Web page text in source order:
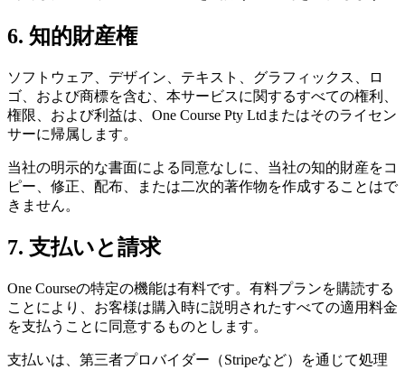
6. 知的財産権
ソフトウェア、デザイン、テキスト、グラフィックス、ロ
ゴ、および商標を含む、本サービスに関するすべての権利、
権限、および利益は、One Course Pty Ltdまたはそのライセン
サーに帰属します。
当社の明示的な書面による同意なしに、当社の知的財産をコ
ピー、修正、配布、または二次的著作物を作成することはで
きません。
7. 支払いと請求
One Courseの特定の機能は有料です。有料プランを購読する
ことにより、お客様は購入時に説明されたすべての適用料金
を支払うことに同意するものとします。
支払いは、第三者プロバイダー（Stripeなど）を通じて処理